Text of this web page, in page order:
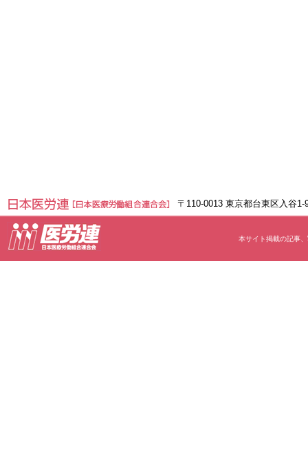
〒110-0013 東京都台東区入谷
本サイト掲載の記事